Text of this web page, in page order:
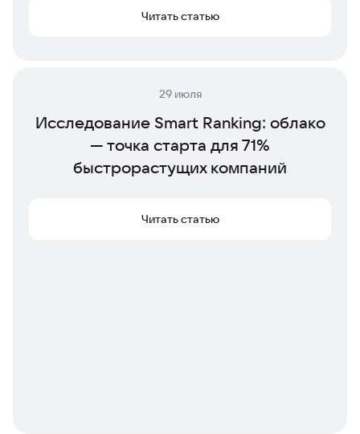
Читать статью
29 июля
Исследование Smart Ranking: облако
— точка старта для 71%
быстрорастущих компаний
Читать статью